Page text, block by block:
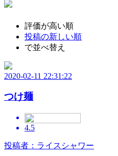
評価が高い順
投稿の新しい順
で並べ替え
2020-02-11 22:31:22
つけ麺
4.5
投稿者：ライスシャワー